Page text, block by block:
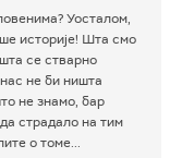
Уосталом,
историје! Шта смо
се стварно
не би ништа
не знамо, бар
страдало на тим
о томе...